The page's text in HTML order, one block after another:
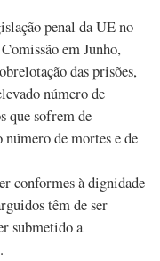
penal da UE no
em Junho,
das prisões,
número de
que sofrem de
de mortes e de
conformes à dignidade
têm de ser
submetido a